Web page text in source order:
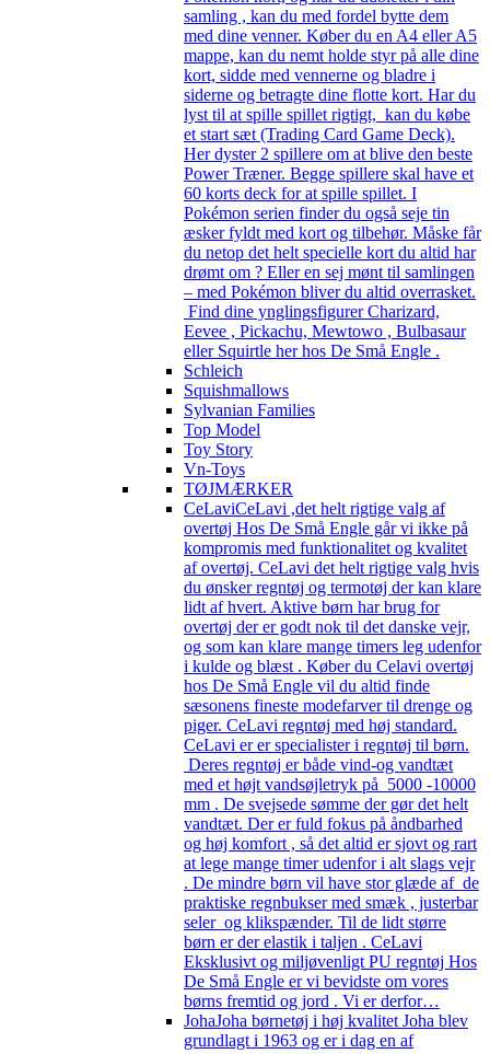
samling , kan du med fordel bytte dem
med dine venner. Køber du en A4 eller A5
mappe, kan du nemt holde styr på alle dine
kort, sidde med vennerne og bladre i
siderne og betragte dine flotte kort. Har du
lyst til at spille spillet rigtigt, kan du købe
et start sæt (Trading Card Game Deck).
Her dyster 2 spillere om at blive den beste
Power Træner. Begge spillere skal have et
60 korts deck for at spille spillet. I
Pokémon serien finder du også seje tin
æsker fyldt med kort og tilbehør. Måske får
du netop det helt specielle kort du altid har
drømt om ? Eller en sej mønt til samlingen
– med Pokémon bliver du altid overrasket.
Find dine ynglingsfigurer Charizard,
Eevee , Pickachu, Mewtowo , Bulbasaur
eller Squirtle her hos De Små Engle .
Schleich
Squishmallows
Sylvanian Families
Top Model
Toy Story
Vn-Toys
TØJMÆRKER
CeLaviCeLavi ,det helt rigtige valg af
overtøj Hos De Små Engle går vi ikke på
kompromis med funktionalitet og kvalitet
af overtøj. CeLavi det helt rigtige valg hvis
du ønsker regntøj og termotøj der kan klare
lidt af hvert. Aktive børn har brug for
overtøj der er godt nok til det danske vejr,
og som kan klare mange timers leg udenfor
i kulde og blæst . Køber du Celavi overtøj
hos De Små Engle vil du altid finde
sæsonens fineste modefarver til drenge og
piger. CeLavi regntøj med høj standard.
CeLavi er er specialister i regntøj til børn.
Deres regntøj er både vind-og vandtæt
med et højt vandsøjletryk på 5000 -10000
mm . De svejsede sømme der gør det helt
vandtæt. Der er fuld fokus på åndbarhed
og høj komfort , så det altid er sjovt og rart
at lege mange timer udenfor i alt slags vejr
. De mindre børn vil have stor glæde af de
praktiske regnbukser med smæk , justerbar
seler og klikspænder. Til de lidt større
børn er der elastik i taljen . CeLavi
Eksklusivt og miljøvenligt PU regntøj Hos
De Små Engle er vi bevidste om vores
børns fremtid og jord . Vi er derfor…
JohaJoha børnetøj i høj kvalitet Joha blev
grundlagt i 1963 og er i dag en af